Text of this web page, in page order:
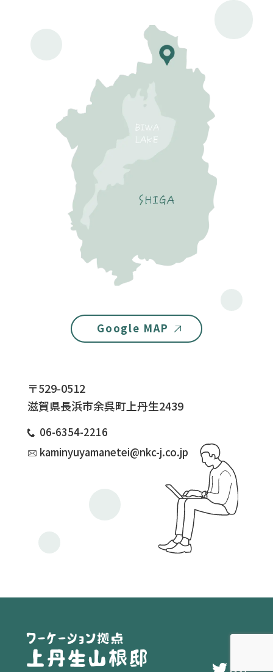
Google MAP
〒529-0512
滋賀県長浜市余呉町上丹生2439
06-6354-2216
kaminyuyamanetei@nkc-j.co.jp